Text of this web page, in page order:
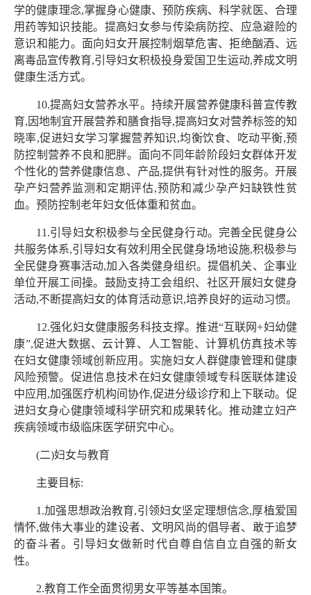
学的健康理念,掌握身心健康、预防疾病、科学就医、合理
用药等知识技能。提高妇女参与传染病防控、应急避险的
意识和能力。面向妇女开展控制烟草危害、拒绝酗酒、远
离毒品宣传教育,引导妇女积极投身爱国卫生运动,养成文明
健康生活方式。
10.提高妇女营养水平。持续开展营养健康科普宣传教
育,因地制宜开展营养和膳食指导,提高妇女对营养标签的知
晓率,促进妇女学习掌握营养知识,均衡饮食、吃动平衡,预
防控制营养不良和肥胖。面向不同年龄阶段妇女群体开发
个性化的营养健康信息、产品,提供有针对性的服务。开展
孕产妇营养监测和定期评估,预防和减少孕产妇缺铁性贫
血。预防控制老年妇女低体重和贫血。
11.引导妇女积极参与全民健身行动。完善全民健身公
共服务体系,引导妇女有效利用全民健身场地设施,积极参与
全民健身赛事活动,加入各类健身组织。提倡机关、企事业
单位开展工间操。鼓励支持工会组织、社区开展妇女健身
活动,不断提高妇女的体育活动意识,培养良好的运动习惯。
12.强化妇女健康服务科技支撑。推进“互联网+妇幼健
康”,促进大数据、云计算、人工智能、计算机仿真技术等
在妇女健康领域创新应用。实施妇女人群健康管理和健康
风险预警。促进信息技术在妇女健康领域专科医联体建设
中应用,加强医疗机构间协作,促进分级诊疗和上下联动。促
进妇女身心健康领域科学研究和成果转化。推动建立妇产
疾病领域市级临床医学研究中心。
(二)妇女与教育
主要目标:
1.加强思想政治教育,引领妇女坚定理想信念,厚植爱国
情怀,做伟大事业的建设者、文明风尚的倡导者、敢于追梦
的奋斗者。引导妇女做新时代自尊自信自立自强的新女
性。
2.教育工作全面贯彻男女平等基本国策。